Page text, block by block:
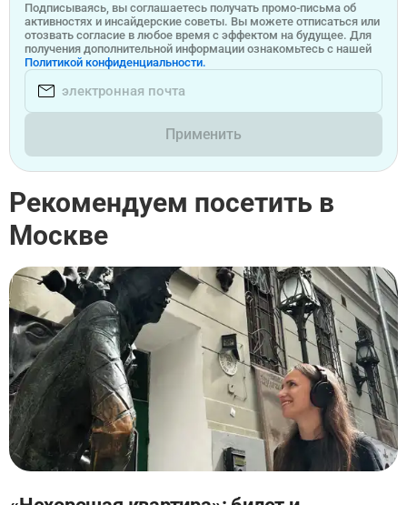
Подписываясь, вы соглашаетесь получать промо-письма об
активностях и инсайдерские советы. Вы можете отписаться или
отозвать согласие в любое время с эффектом на будущее. Для
получения дополнительной информации ознакомьтесь с нашей
Политикой конфиденциальности.
Применить
Рекомендуем посетить в
Москве